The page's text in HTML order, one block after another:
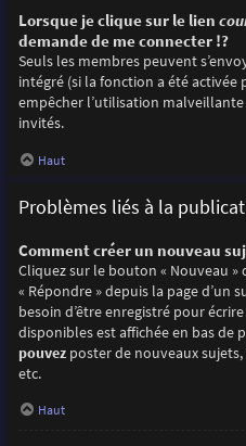
Lorsque je clique sur le lien
demande de me connecter !?
Seuls les membres peuvent
intégré (si la fonction a été activée
empêcher l’utilisation
invités.
Haut
Problèmes liés à la
Comment créer un nouveau
Cliquez sur le bouton « Nouveau »
« Répondre » depuis la page d’un
besoin d’être enregistré pour
disponibles est affichée en bas de
pouvezposter de nouveaux sujets,
etc.
Haut